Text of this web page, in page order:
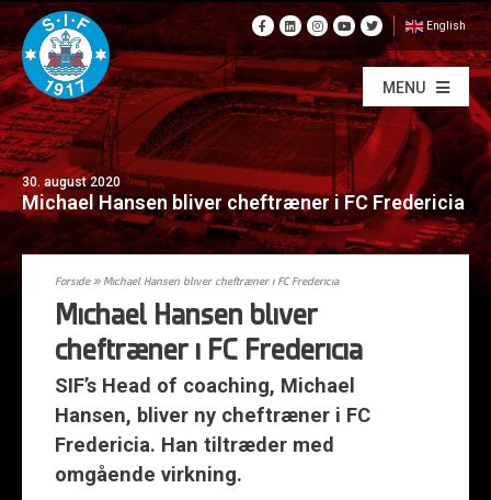
English
MENU
30. august 2020
Michael Hansen bliver cheftræner i FC Fredericia
Forside»Michael Hansen bliver cheftræner i FC Fredericia
Michael Hansen bliver
cheftræner i FC Fredericia
SIF’s Head of coaching, Michael
Hansen, bliver ny cheftræner i FC
Fredericia. Han tiltræder med
omgående virkning.